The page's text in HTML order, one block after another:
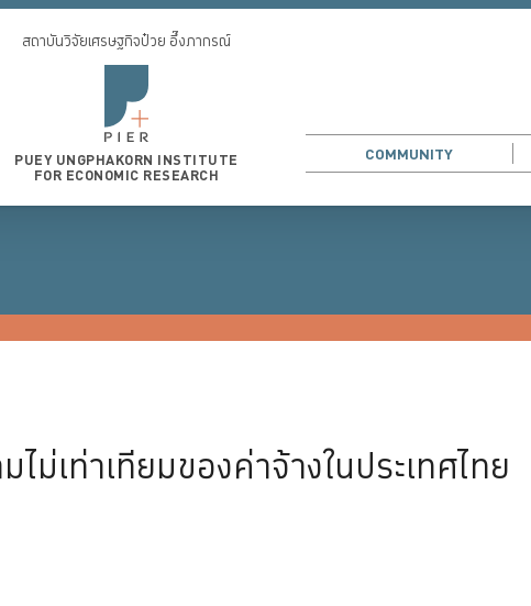
สถาบันวิจัยเศรษฐกิจป๋วย อึ๊งภากรณ์
PUEY UNGPHAKORN INSTITUTE
FOR ECONOMIC RESEARCH
COMMUNITY
ม่เท่าเทียมของค่าจ้างในประเทศไทย